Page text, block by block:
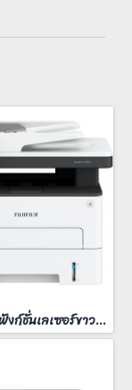
เครื่องมัลติฟังก์ชั่นเลเซอร์ขาวดำ FUJIFilm ApeosPort 3410SD